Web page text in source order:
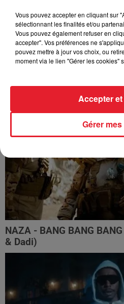
GUIZMO - T’CHALLA
NAZA - BANG BANG
& Dadi)
Vous pouvez accepter en cliquant sur
sélectionnant les finalités et/ou
Vous pouvez également refuser en
accepter". Vos préférences ne
pouvez mettre à jour vos choix, ou
moment via le lien "Gérer les cookies"
Gérer
Accepter